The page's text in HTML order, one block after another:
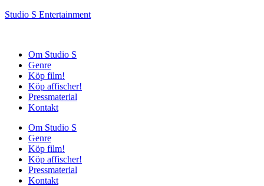
Studio S Entertainment
Om Studio S
Genre
Köp film!
Köp affischer!
Pressmaterial
Kontakt
Om Studio S
Genre
Köp film!
Köp affischer!
Pressmaterial
Kontakt